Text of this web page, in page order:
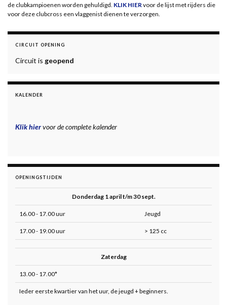
de clubkampioenen worden gehuldigd. KLIK HIER voor de lijst met rijders die
voor deze clubcross een vlaggenist dienen te verzorgen.
CIRCUIT OPENING
Circuit is geopend
KALENDER
Klik hiervoor de complete kalender
OPENINGSTIJDEN
Donderdag 1 april t/m 30 sept.
16.00 - 17.00 uur Jeugd
17.00 - 19.00 uur > 125 cc
Zaterdag
13.00 - 17.00*
Ieder eerste kwartier van het uur, de jeugd + beginners.